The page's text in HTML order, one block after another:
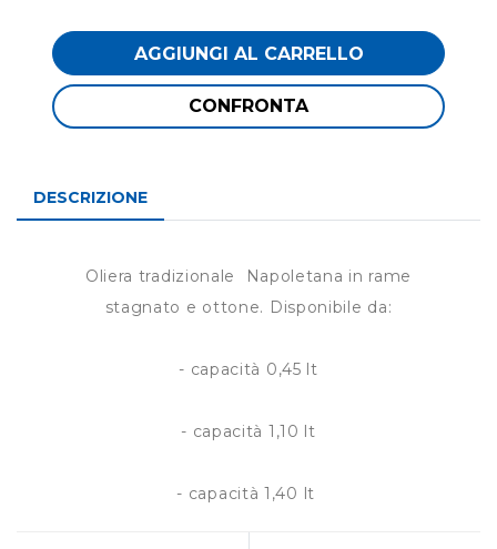
AGGIUNGI AL CARRELLO
CONFRONTA
DESCRIZIONE
Oliera tradizionale Napoletana in rame
stagnato e ottone. Disponibile da:
- capacità 0,45 lt
- capacità 1,10 lt
- capacità 1,40 lt